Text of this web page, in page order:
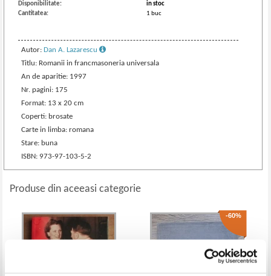
Disponibilitate:
in stoc
Cantitatea:
1 buc
Autor:Dan A. Lazarescu
Titlu: Romanii in francmasoneria universala
An de aparitie: 1997
Nr. pagini: 175
Format: 13 x 20 cm
Coperti: brosate
Carte in limba: romana
Stare: buna
ISBN: 973-97-103-5-2
Produse din aceeasi categorie
-60%